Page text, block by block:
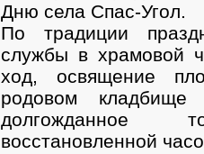
Дню села Спас-Угол.
По традиции
службы в храмовой
ход, освящение
родовом кладбище
долгожданное
восстановленной